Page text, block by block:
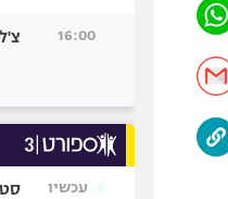
16:00
עכשיו